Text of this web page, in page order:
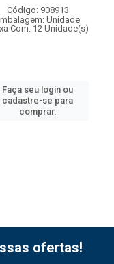
Código: 908913
Unidade
Com: 12 Unidade(s)
Faça seu login ou
cadastre-se para
comprar.
ofertas!